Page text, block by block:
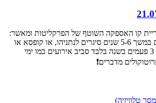
קו האספקה השוטף של הפרקליטות ומאשר:
"נתתי בערך 17 פעמים במשך 5-6 שנים סיגרים לנתניהו, או קופסא או
שתיים". זה ממוצע של 3 פעמים בשנה בלבד סביב אירועים כמו ימי
מדברים❗